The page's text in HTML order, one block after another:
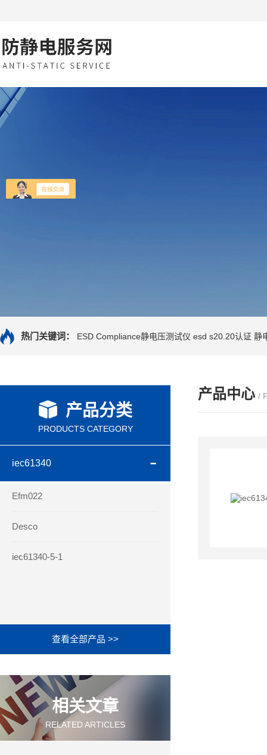
热门关键词： ESD Compliance静电压测试仪 esd s20.20认证 静
产品分类
PRODUCTS CATEGORY
iec61340
Efm022
Desco
iec61340-5-1
查看全部产品 >>
相关文章
RELATED ARTICLES
产品中心 /